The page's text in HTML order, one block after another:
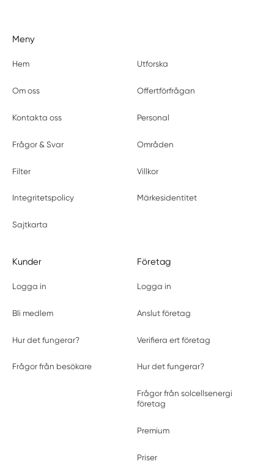
Meny
Hem Utforska
Om oss Offertförfrågan
Kontakta oss Personal
Frågor & Svar Områden
Filter Villkor
Integritetspolicy Märkesidentitet
Sajtkarta
Kunder
Logga in
Bli medlem
Hur det fungerar?
Frågor från besökare
Företag
Logga in
Anslut företag
Verifiera ert företag
Hur det fungerar?
Frågor från solcellsenergi
företag
Premium
Priser